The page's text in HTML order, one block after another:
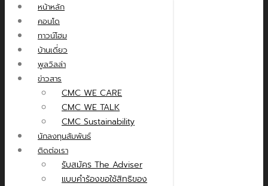
หน้าหลัก
คอนโด
ทาวน์โฮม
บ้านเดี่ยว
พูลวิลล่า
ข่าวสาร
CMC WE CARE
CMC WE TALK
CMC Sustainability
นักลงทุนสัมพันธ์
ติดต่อเรา
รับสมัคร The Adviser
แบบคำร้องขอใช้สิทธิของ